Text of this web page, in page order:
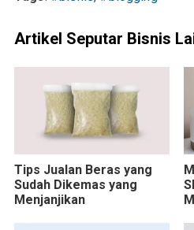
Artikel Seputar Bisnis
Tips Jualan Beras yang
Sudah Dikemas yang
Menjanjikan